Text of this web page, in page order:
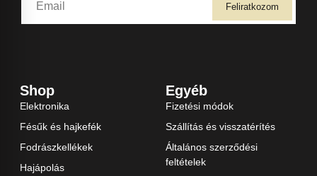
Feliratkozom
Shop
Elektronika
Fésűk és hajkefék
Fodrászkellékek
Hajápolás
Egyéb
Fizetési módok
Szállítás és visszatérítés
Általános szerződési
feltételek